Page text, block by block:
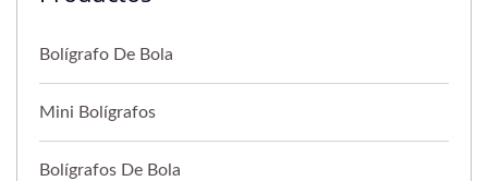
Bolígrafo De Bola
Mini Bolígrafos
Bolígrafos De Bola